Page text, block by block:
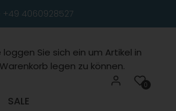
+49 4060928527
Sie sich ein um Artikel in
legen zu können.
0
SALE